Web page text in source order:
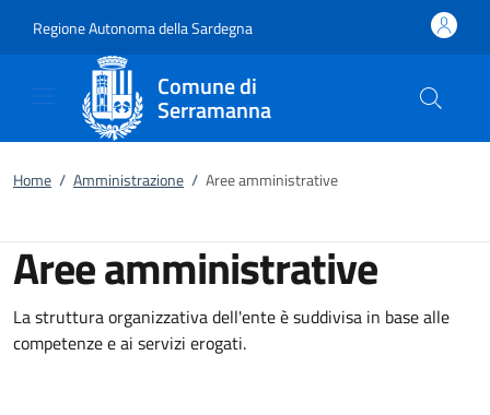
Regione Autonoma della Sardegna
Comune di
Serramanna
Home / Amministrazione / Aree amministrative
Aree amministrative
La struttura organizzativa dell'ente è suddivisa in base alle
competenze e ai servizi erogati.